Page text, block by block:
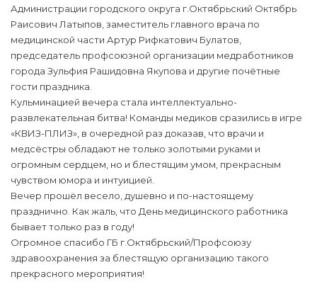
Администрации городского округа г.Октябрьский Октябрь
Раисович Латыпов, заместитель главного врача по
медицинской части Артур Рифкатович Булатов,
председатель профсоюзной организации медработников
города Зульфия Рашидовна Якупова и другие почётные
гости праздника.
Кульминацией вечера стала интеллектуально-
развлекательная битва! Команды медиков сразились в игре
«КВИЗ-ПЛИЗ», в очередной раз доказав, что врачи и
медсёстры обладают не только золотыми руками и
огромным сердцем, но и блестящим умом, прекрасным
чувством юмора и интуицией.
Вечер прошёл весело, душевно и по-настоящему
празднично. Как жаль, что День медицинского работника
бывает только раз в году!
Огромное спасибо ГБ г.Октябрьский/Профсоюзу
здравоохранения за блестящую организацию такого
прекрасного мероприятия!